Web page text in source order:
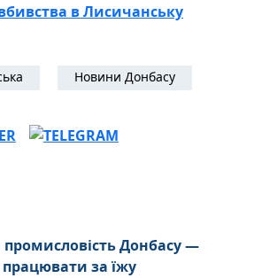
в Лисичанську
Новини Донбасу
Донбасу —
за їжу